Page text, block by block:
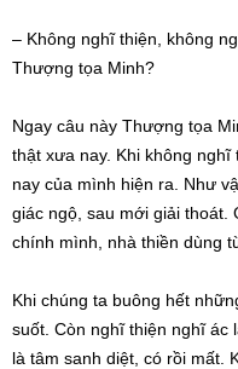
– Không nghĩ thiện, không
Thượng tọa Minh?
Ngay câu này Thượng tọa
thật xưa nay. Khi không
nay của mình hiện ra. Như
giác ngộ, sau mới giải thoát.
chính mình, nhà thiền dùng
Khi chúng ta buông hết
suốt. Còn nghĩ thiện nghĩ ác
là tâm sanh diệt, có rồi mất.